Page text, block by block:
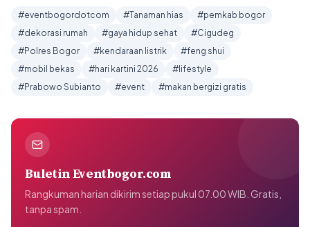
#eventbogordotcom #Tanaman hias
#pemkab bogor
#dekorasi rumah
#gaya hidup sehat
#Cigudeg
#Polres Bogor
#kendaraan listrik
#feng shui
#mobil bekas
#hari kartini 2026
#lifestyle
#Prabowo Subianto
#event #makan bergizi gratis
Buletin Eventbogor.com
Rangkuman harian dikirim setiap pukul 07.00 WIB. Gratis,
tanpa spam.